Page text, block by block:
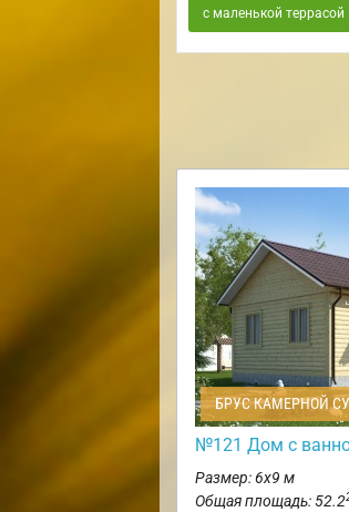
с маленькой террасой
БРУС КАМЕРНОЙ
№121 Дом с
Размер: 6х9 м
Общая площадь: 52.2